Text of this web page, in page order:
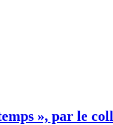
», par le